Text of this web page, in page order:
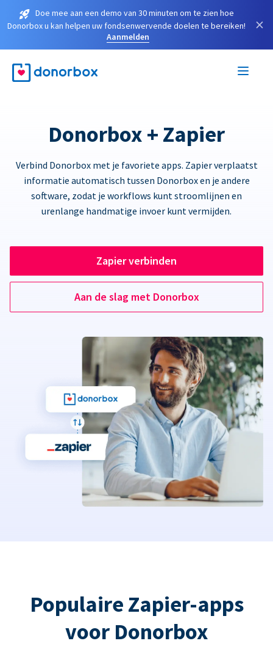
Doe mee aan een demo van 30 minuten om te zien hoe
Donorbox u kan helpen uw fondsenwervende doelen te bereiken!
Aanmelden
×
Donorbox + Zapier
Verbind Donorbox met je favoriete apps. Zapier verplaatst
informatie automatisch tussen Donorbox en je andere
software, zodat je workflows kunt stroomlijnen en
urenlange handmatige invoer kunt vermijden.
Zapier verbinden
Aan de slag met Donorbox
Populaire Zapier-apps
voor Donorbox